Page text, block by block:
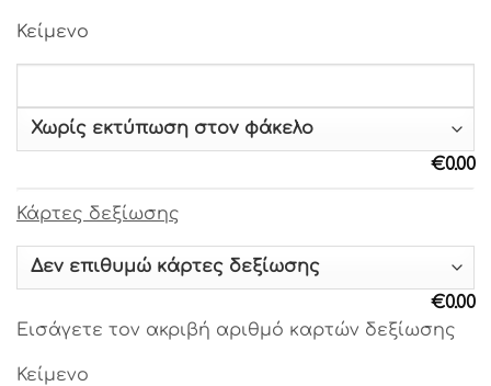
Γραμματοσειρά 21
Γραμματοσειρά 22
Γραμματοσειρά 24
Γραμματοσειρά 26
Κείμενο
€0.00
Κάρτες δεξίωσης
€0.00
Εισάγετε τον ακριβή αριθμό καρτών δεξίωσης
Κείμενο